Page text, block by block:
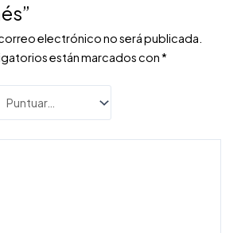
electrónico no será publicada.
están marcados con*